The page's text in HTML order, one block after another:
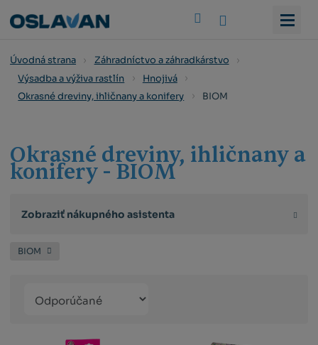
Úvodná strana
Záhradníctvo a záhradkárstvo
Výsadba a výživa rastlín
Hnojivá
Okrasné dreviny, ihličnany a konifery
BIOM
Okrasné dreviny, ihličnany a
konifery - BIOM
Zobraziť nákupného asistenta
BIOM
produktů